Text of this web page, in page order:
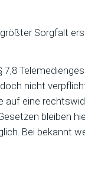
Sorgfalt
nicht
eine
bleiben
Bei bekannt